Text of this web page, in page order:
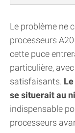
Le problème ne
processeurs
cette puce
particulière,
satisfaisants.
se situerait au
indispensable
processeurs